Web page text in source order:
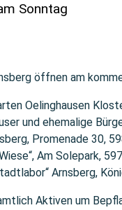
Sonntag
öffnen am
Oelinghausen
und ehemalige
Promenade 30,
Am Solepark,
Arnsberg,
Aktiven um